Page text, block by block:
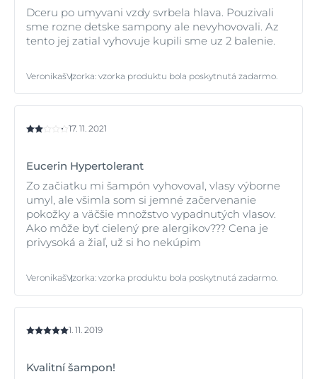
Dceru po umyvani vzdy svrbela hlava. Pouzivali
sme rozne detske sampony ale nevyhovovali. Az
tento jej zatial vyhovuje kupili sme uz 2 balenie.
VeronikašVzorka: vzorka produktu bola poskytnutá zadarmo.
17. 11. 2021
Eucerin Hypertolerant
Zo začiatku mi šampón vyhovoval, vlasy výborne
umyl, ale všimla som si jemné začervenanie
pokožky a väčšie množstvo vypadnutých vlasov.
Ako môže byť cielený pre alergikov??? Cena je
privysoká a žiaľ, už si ho nekúpim
VeronikašVzorka: vzorka produktu bola poskytnutá zadarmo.
1. 11. 2019
Kvalitní šampon!